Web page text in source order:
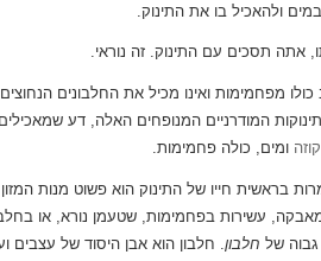
ולהאכיל בו את התינוק.
אתה תסכים עם התינוק. זה נוראי.
מפחמימות ואינו מכיל את החלבונים
המודרניים המנופחים האלה, דע
ומים, כולה פחמימות.
בראשית חייו של התינוק הוא פשוט מנות
עשירות בפחמימות, שטעמן נורא, או
גבוה של חלבון. חלבון הוא אבן היסוד של עצבים